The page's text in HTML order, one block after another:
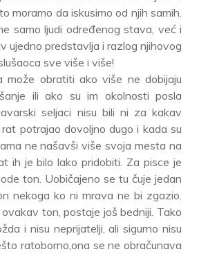
moramo da iskusimo od njih samih.
samo ljudi određenog stava, već i
ujedno predstavlja i razlog njihovog
sve više i više!
može obratiti ako više ne dobijaju
ili ako su im okolnosti posla
seljaci nisu bili ni za kakav
potrajao dovoljno dugo i kada su
ne našavši više svoja mesta na
ih je bilo lako pridobiti. Za pisce je
ton. Uobičajeno se tu čuje jedan
nekoga ko ni mrava ne bi zgazio.
ton, postaje još bedniji. Tako
i nisu neprijatelji, ali sigurno nisu
ratoborno,ona se ne obračunava